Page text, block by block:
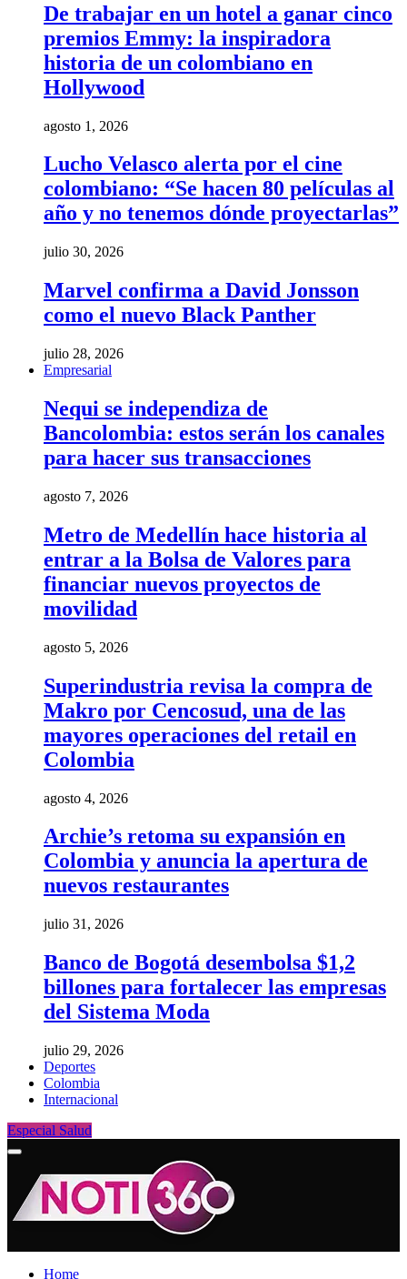
De trabajar en un hotel a ganar cinco
premios Emmy: la inspiradora
historia de un colombiano en
Hollywood
agosto 1, 2026
Lucho Velasco alerta por el cine
colombiano: “Se hacen 80 películas al
año y no tenemos dónde proyectarlas”
julio 30, 2026
Marvel confirma a David Jonsson
como el nuevo Black Panther
julio 28, 2026
Empresarial
Nequi se independiza de
Bancolombia: estos serán los canales
para hacer sus transacciones
agosto 7, 2026
Metro de Medellín hace historia al
entrar a la Bolsa de Valores para
financiar nuevos proyectos de
movilidad
agosto 5, 2026
Superindustria revisa la compra de
Makro por Cencosud, una de las
mayores operaciones del retail en
Colombia
agosto 4, 2026
Archie’s retoma su expansión en
Colombia y anuncia la apertura de
nuevos restaurantes
julio 31, 2026
Banco de Bogotá desembolsa $1,2
billones para fortalecer las empresas
del Sistema Moda
julio 29, 2026
Deportes
Colombia
Internacional
Especial Salud
Home